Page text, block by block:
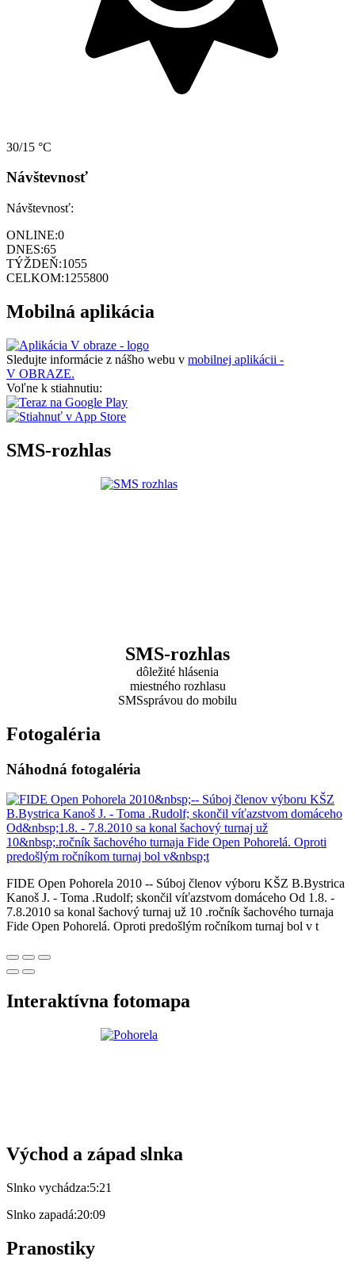
30/15 °C
Návštevnosť
Návštevnosť:
ONLINE:0
DNES:65
TÝŽDEŇ:1055
CELKOM:1255800
Mobilná aplikácia
Sledujte informácie z nášho webu v mobilnej aplikácii -
V OBRAZE.
Voľne k stiahnutiu:
SMS-rozhlas
SMS-rozhlas
dôležité hlásenia
miestného rozhlasu
SMSsprávou do mobilu
Fotogaléria
Náhodná fotogaléria
FIDE Open Pohorela 2010 -- Súboj členov výboru KŠZ B.Bystrica
Kanoš J. - Toma .Rudolf; skončil víťazstvom domáceho Od 1.8. -
7.8.2010 sa konal šachový turnaj už 10 .ročník šachového turnaja
Fide Open Pohorelá. Oproti predošlým ročníkom turnaj bol v t
Interaktívna fotomapa
Východ a západ slnka
Slnko vychádza:5:21
Slnko zapadá:20:09
Pranostiky